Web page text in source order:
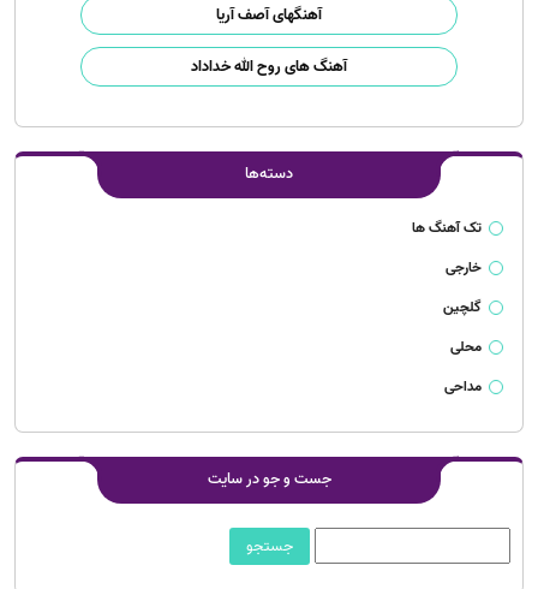
آهنگهای آصف آریا
آهنگ های روح الله خداداد
دسته‌ها
تک آهنگ ها
خارجی
گلچین
محلی
مداحی
جست و جو در سایت